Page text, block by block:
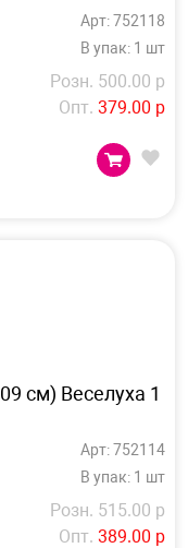
Арт: 752118
В упак: 1 шт
Розн. 500.00 р
Опт. 379.00 р
см) Веселуха 1
Арт: 752114
В упак: 1 шт
Розн. 515.00 р
Опт. 389.00 р